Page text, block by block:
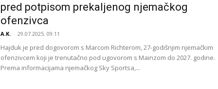
pred potpisom prekaljenog njemačkog
ofenzivca
A.K. - 29.07.2025. 09:11
Hajduk je pred dogovorom s Marcom Richterom, 27-godišnjim njemačkim
ofenzivcem koji je trenutačno pod ugovorom s Mainzom do 2027. godine.
Prema informacijama njemačkog Sky Sportsa,...